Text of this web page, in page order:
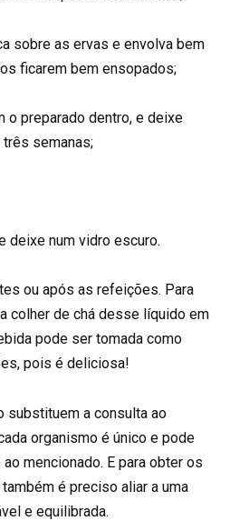
sobre as ervas e envolva bem
ficarem bem ensopados;
o preparado dentro, e deixe
semanas;
deixe num vidro escuro.
ou após as refeições. Para
colher de chá desse líquido em
pode ser tomada como
pois é deliciosa!
substituem a consulta ao
organismo é único e pode
mencionado. E para obter os
é preciso aliar a uma
e equilibrada.